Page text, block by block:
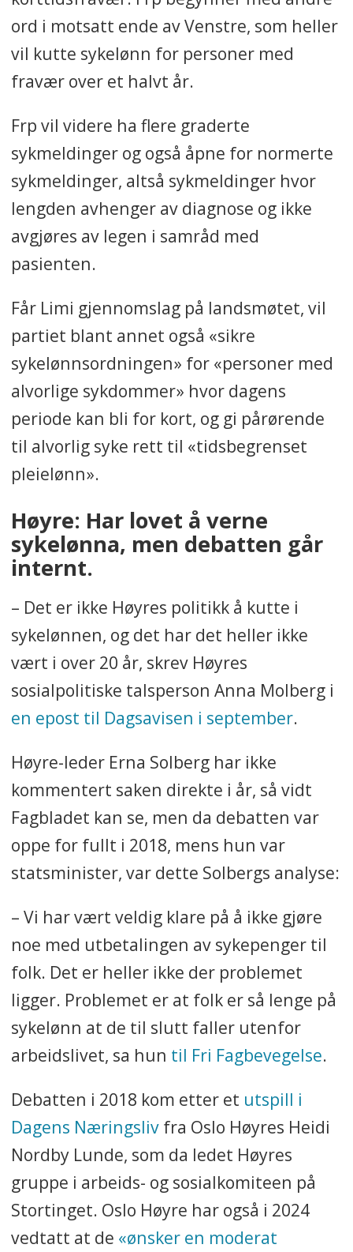
ord i motsatt ende av Venstre, som heller
vil kutte sykelønn for personer med
fravær over et halvt år.
Frp vil videre ha flere graderte
sykmeldinger og også åpne for normerte
sykmeldinger, altså sykmeldinger hvor
lengden avhenger av diagnose og ikke
avgjøres av legen i samråd med
pasienten.
Får Limi gjennomslag på landsmøtet, vil
partiet blant annet også «sikre
sykelønnsordningen» for «personer med
alvorlige sykdommer» hvor dagens
periode kan bli for kort, og gi pårørende
til alvorlig syke rett til «tidsbegrenset
pleielønn».
Høyre: Har lovet å verne
sykelønna, men debatten går
internt.
– Det er ikke Høyres politikk å kutte i
sykelønnen, og det har det heller ikke
vært i over 20 år, skrev Høyres
sosialpolitiske talsperson Anna Molberg i
en epost til Dagsavisen i september.
Høyre-leder Erna Solberg har ikke
kommentert saken direkte i år, så vidt
Fagbladet kan se, men da debatten var
oppe for fullt i 2018, mens hun var
statsminister, var dette Solbergs analyse:
– Vi har vært veldig klare på å ikke gjøre
noe med utbetalingen av sykepenger til
folk. Det er heller ikke der problemet
ligger. Problemet er at folk er så lenge på
sykelønn at de til slutt faller utenfor
arbeidslivet, sa hun til Fri Fagbevegelse.
Debatten i 2018 kom etter et utspill i
Dagens Næringslivfra Oslo Høyres Heidi
Nordby Lunde, som da ledet Høyres
gruppe i arbeids- og sosialkomiteen på
Stortinget. Oslo Høyre har også i 2024
vedtatt at de «ønsker en moderat